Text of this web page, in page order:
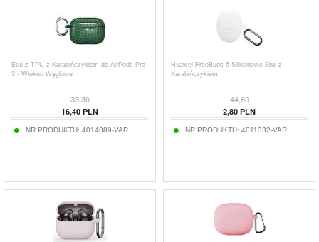
Etui z TPU z Karabińczykiem do AirPods Pro
3 - Włókno Węglowe
33,30
16,40 PLN
NR PRODUKTU: 4014089-VAR
Huawei FreeBuds 6 Silikonowe Etui z
Karabińczykiem
44,60
2,80 PLN
NR PRODUKTU: 4011332-VAR